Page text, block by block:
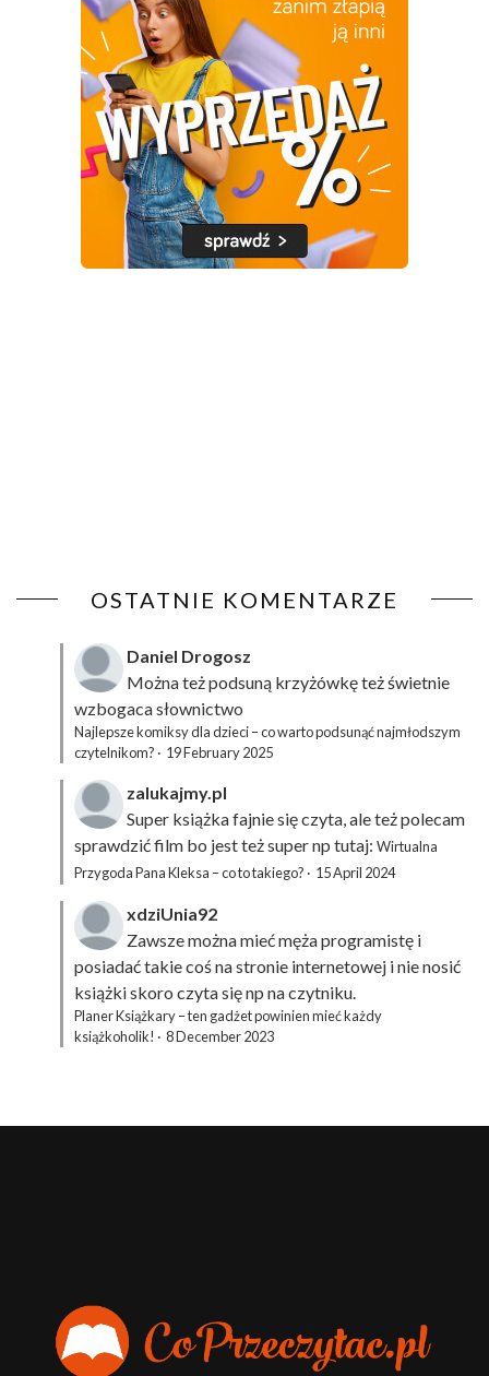
OSTATNIE KOMENTARZE
Daniel Drogosz
Można też podsuną krzyżówkęteż świetnie
wzbogaca słownictwo
Najlepsze komiksy dla dzieci – co warto podsunąć najmłodszym
czytelnikom? · 19 February 2025
zalukajmy.pl
Super książka fajnie się czyta, ale też polecam
sprawdzić film bo jest też super np tutaj: Wirtualna
Przygoda Pana Kleksa – co to takiego? · 15 April 2024
xdziUnia92
Zawsze można mieć męża programistę i
posiadać takie coś na stronie internetowej i nie nosić
książki skoro czyta się np na czytniku.
Planer Książkary – ten gadżet powinien mieć każdy
książkoholik! · 8 December 2023